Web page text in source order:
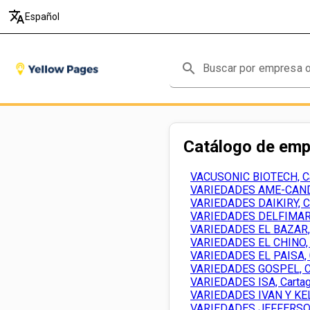
translate Español
search
Catálogo de
VACUSONIC BIOTECH,
VARIEDADES AME-
VARIEDADES DAIKIRY,
VARIEDADES
VARIEDADES EL
VARIEDADES EL
VARIEDADES EL
VARIEDADES GOSPEL,
VARIEDADES ISA,
VARIEDADES IVAN Y